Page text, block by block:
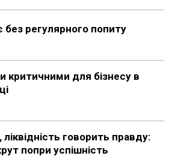
без регулярного попиту
критичними для бізнесу в
говорить правду:
попри успішність